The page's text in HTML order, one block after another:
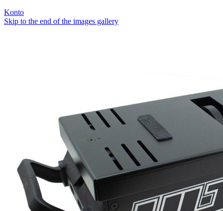
Konto
Skip to the end of the images gallery